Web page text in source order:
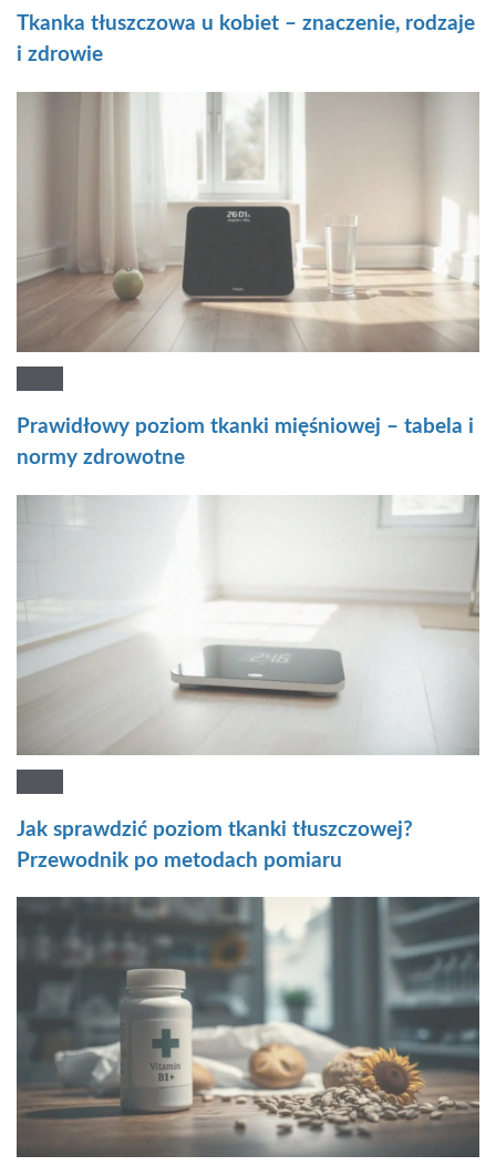
Tkanka tłuszczowa u kobiet – znaczenie, rodzaje
i zdrowie
Prawidłowy poziom tkanki mięśniowej – tabela i
normy zdrowotne
Jak sprawdzić poziom tkanki tłuszczowej?
Przewodnik po metodach pomiaru